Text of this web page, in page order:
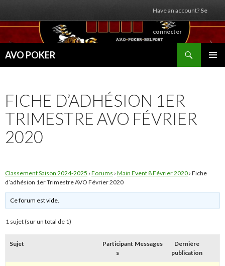
AVO POKER
FICHE D’ADHÉSION 1ER
TRIMESTRE AVO FÉVRIER
2020
Classement Saison 2024-2025 › Forums › Main Event 8 Février 2020 › Fiche
d’adhésion 1er Trimestre AVO Février 2020
Ce forum est vide.
1 sujet (sur un total de 1)
Sujet
Participant
s
Messages
Dernière
publication
Have an account? Se
connecter